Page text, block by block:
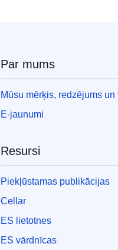
Par mums
Mūsu mērķis, redzējums un
E-jaunumi
Resursi
Piekļūstamas publikācijas
Cellar
ES lietotnes
ES vārdnīcas